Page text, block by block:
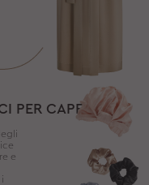
PER CAPELLI
e